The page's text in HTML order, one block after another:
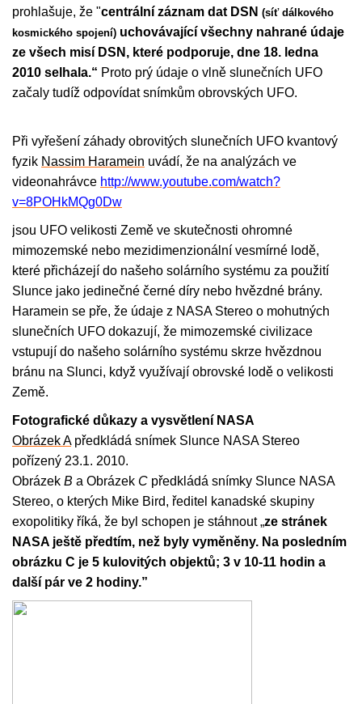
prohlašuje, že "centrální záznam dat DSN (síť dálkového
kosmického spojení) uchovávající všechny nahrané údaje
ze všech misí DSN, které podporuje, dne 18. ledna
2010 selhala.“ Proto prý údaje o vlně slunečních UFO
začaly tudíž odpovídat snímkům obrovských UFO.
Při vyřešení záhady obrovitých slunečních UFO kvantový
fyzik Nassim Haramein uvádí, že na analýzách ve
videonahrávce http://www.youtube.com/watch?
v=8POHkMQg0Dw
jsou UFO velikosti Země ve skutečnosti ohromné
mimozemské nebo mezidimenzionální vesmírné lodě,
které přicházejí do našeho solárního systému za použití
Slunce jako jedinečné černé díry nebo hvězdné brány.
Haramein se pře, že údaje z NASA Stereo o mohutných
slunečních UFO dokazují, že mimozemské civilizace
vstupují do našeho solárního systému skrze hvězdnou
bránu na Slunci, když využívají obrovské lodě o velikosti
Země.
Fotografické důkazy a vysvětlení NASA
Obrázek Apředkládá snímek Slunce NASA Stereo
pořízený 23.1. 2010.
Obrázek B a Obrázek C předkládá snímky Slunce NASA
Stereo, o kterých Mike Bird, ředitel kanadské skupiny
exopolitiky říká, že byl schopen je stáhnout „ze stránek
NASA ještě předtím, než byly vyměněny. Na posledním
obrázku C je 5 kulovitých objektů; 3 v 10-11 hodin a
další pár ve 2 hodiny.”